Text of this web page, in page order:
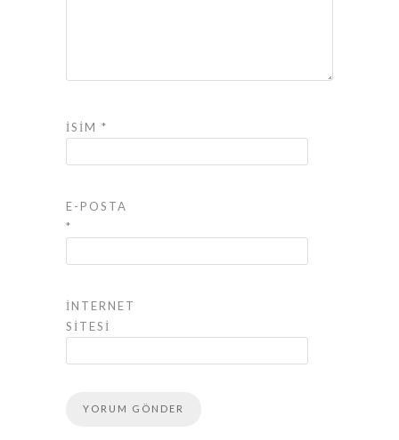
İSIM *
E-POSTA
*
İNTERNET
SITESI